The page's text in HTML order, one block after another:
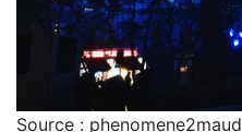
Source : phenomene2maud